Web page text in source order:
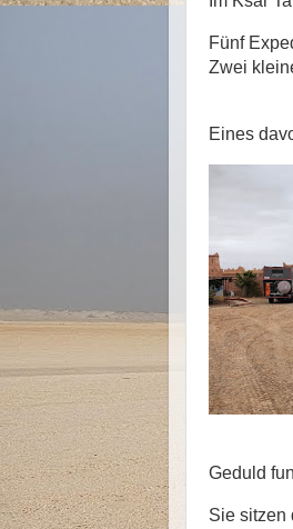
Fünf
Zwei
Eines
Geduld
Sie sitzen